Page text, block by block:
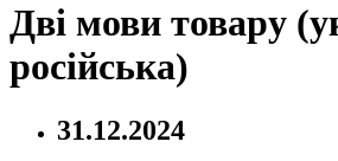
Дві мови товару
російська)
31.12.2024